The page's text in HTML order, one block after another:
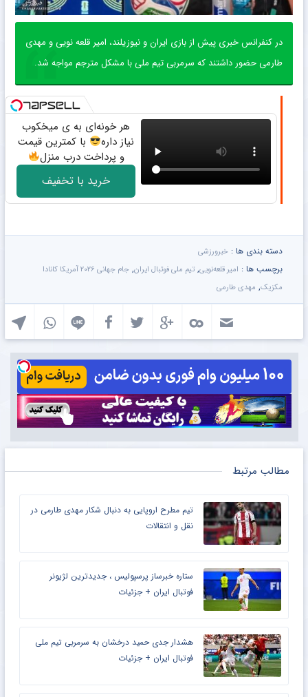
در کنفرانس خبری پیش از بازی ایران و نیوزیلند، امیر قلعه نویی و مهدی
طارمی حضور داشتند که سرمربی تیم ملی با مشکل مترجم مواجه شد.
هر خونه‌ای به ی میخکوب
نیاز داره
با کمترین قیمت
و پرداخت درب منزل
خرید با تخفیف
دسته بندی ها : خبرورزشی
برچسب ها : امیر قلعه‌نویی, تیم ملی فوتبال ایران,
جام جهانی ۲۰۲۶ آمریکا کانادا
مکزیک, مهدی طارمی
مطالب مرتبط
تیم مطرح اروپایی به دنبال شکار مهدی طارمی در
نقل و انتقالات
ستاره خبرساز پرسپولیس ، جدیدترین لژیونر
فوتبال ایران + جزئیات
هشدار جدی حمید درخشان به سرمربی تیم ملی
فوتبال ایران + جزئیات